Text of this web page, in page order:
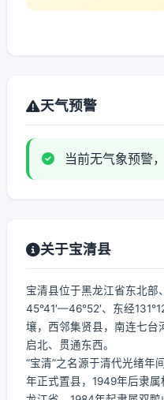
天气预警
当前无气象预警
关于宝清县
宝清县位于黑龙江省东北部
45°41′—46°52′、东经
壤，西邻集贤县，南连七台
启北、贯通东西。
“宝清”之名源于清代光绪年
年正式置县，1949年后隶